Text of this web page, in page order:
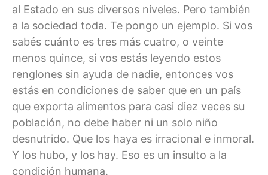
al Estado en sus diversos niveles. Pero también
a la sociedad toda. Te pongo un ejemplo. Si vos
sabés cuánto es tres más cuatro, o veinte
menos quince, si vos estás leyendo estos
renglones sin ayuda de nadie, entonces vos
estás en condiciones de saber que en un país
que exporta alimentos para casi diez veces su
población, no debe haber ni un solo niño
desnutrido. Que los haya es irracional e inmoral.
Y los hubo, y los hay. Eso es un insulto a la
condición humana.